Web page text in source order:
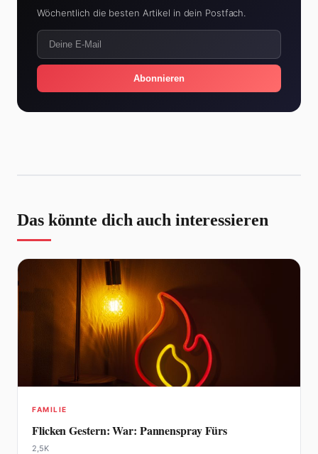
Wöchentlich die besten Artikel in dein Postfach.
Abonnieren
Das könnte dich auch interessieren
FAMILIE
Flicken Gestern: War: Pannenspray Fürs
2,5K